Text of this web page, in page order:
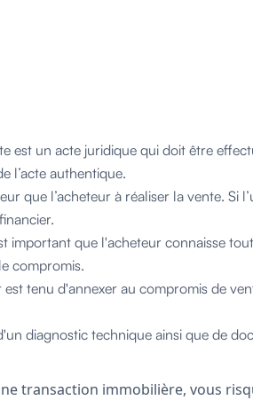
est un acte juridique qui doit être
l’acte authentique.
que l’acheteur à réaliser la vente. Si
important que l'acheteur connaisse
compromis.
tenu d'annexer au compromis de
diagnostic technique ainsi que de
transaction immobilière, vous